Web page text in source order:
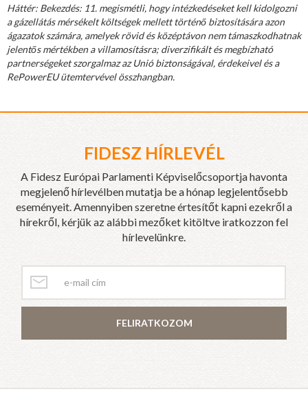
Háttér: Bekezdés: 11. megismétli, hogy intézkedéseket kell kidolgozni
a gázellátás mérsékelt költségek mellett történő biztosítására azon
ágazatok számára, amelyek rövid és középtávon nem támaszkodhatnak
jelentős mértékben a villamosításra; diverzifikált és megbízható
partnerségeket szorgalmaz az Unió biztonságával, érdekeivel és a
RePowerEU ütemtervével összhangban.
FIDESZ HÍRLEVÉL
A Fidesz Európai Parlamenti Képviselőcsoportja havonta
megjelenő hírlevélben mutatja be a hónap legjelentősebb
eseményeit. Amennyiben szeretne értesítőt kapni ezekről a
hírekről, kérjük az alábbi mezőket kitöltve iratkozzon fel
hírlevelünkre.
FELIRATKOZOM